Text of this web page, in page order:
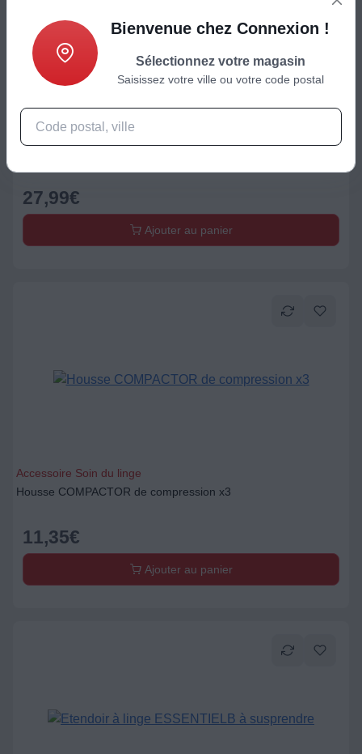
Accessoire Soin du linge
27,99€
Ajouter au panier
Accessoire Soin du linge
Housse COMPACTOR de compression x3
11,35€
Ajouter au panier
Bienvenue chez Connexion !
Sélectionnez votre magasin
Saisissez votre ville ou votre code postal